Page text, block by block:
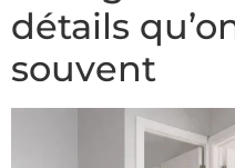
détails
souvent